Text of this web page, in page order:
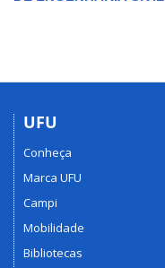
UFU
Conheça
Marca UFU
Campi
Mobilidade
Bibliotecas